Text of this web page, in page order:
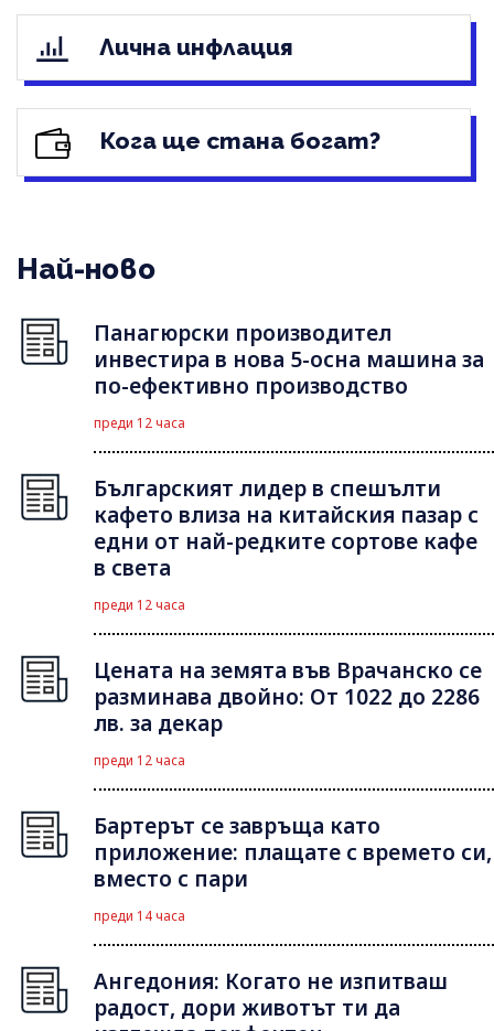
Лична инфлация
Кога ще стана богат?
Най-ново
Панагюрски производител
инвестира в нова 5-осна машина за
по-ефективно производство
преди 12 часа
Българският лидер в спешълти
кафето влиза на китайския пазар с
едни от най-редките сортове кафе
в света
преди 12 часа
Цената на земята във Врачанско се
разминава двойно: От 1022 до 2286
лв. за декар
преди 12 часа
Бартерът се завръща като
приложение: плащате с времето си,
вместо с пари
преди 14 часа
Ангедония: Когато не изпитваш
радост, дори животът ти да